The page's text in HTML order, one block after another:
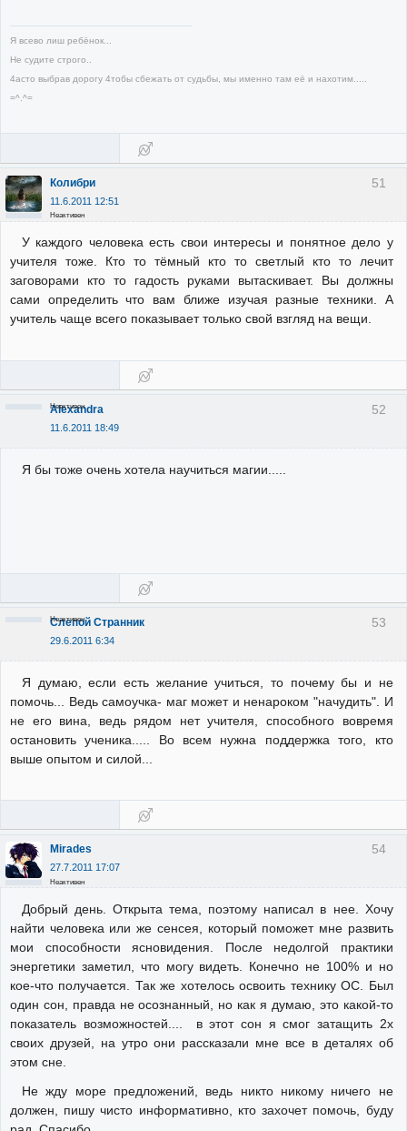
Я всево лиш ребёнок...
Не судите строго..
4асто выбрав дорогу 4тобы сбежать от судьбы, мы именно там её и нахотим.....
=^.^=
51
Колибри
11.6.2011 12:51
Неактивен
У каждого человека есть свои интересы и понятное дело у
учителя тоже. Кто то тёмный кто то светлый кто то лечит
заговорами кто то гадость руками вытаскивает. Вы должны
сами определить что вам ближе изучая разные техники. А
учитель чаще всего показывает только свой взгляд на вещи.
52
Alexandra
11.6.2011 18:49
Неактивен
Я бы тоже очень хотела научиться магии.....
53
Слепой Странник
29.6.2011 6:34
Неактивен
Я думаю, если есть желание учиться, то почему бы и не
помочь... Ведь самоучка- маг может и ненароком "начудить". И
не его вина, ведь рядом нет учителя, способного вовремя
остановить ученика..... Во всем нужна поддержка того, кто
выше опытом и силой...
54
Mirades
27.7.2011 17:07
Неактивен
Добрый день. Открыта тема, поэтому написал в нее. Хочу
найти человека или же сенсея, который поможет мне развить
мои способности ясновидения. После недолгой практики
энергетики заметил, что могу видеть. Конечно не 100% и но
кое-что получается. Так же хотелось освоить технику ОС. Был
один сон, правда не осознанный, но как я думаю, это какой-то
показатель возможностей.... в этот сон я смог затащить 2х
своих друзей, на утро они рассказали мне все в деталях об
этом сне.
Не жду море предложений, ведь никто никому ничего не
должен, пишу чисто информативно, кто захочет помочь, буду